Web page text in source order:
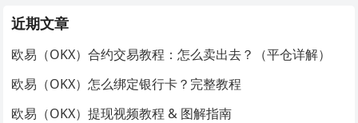
近期文章
欧易（OKX）合约交易教程：怎么卖出去？（平仓详解）
欧易（OKX）怎么绑定银行卡？完整教程
欧易（OKX）提现视频教程 & 图解指南